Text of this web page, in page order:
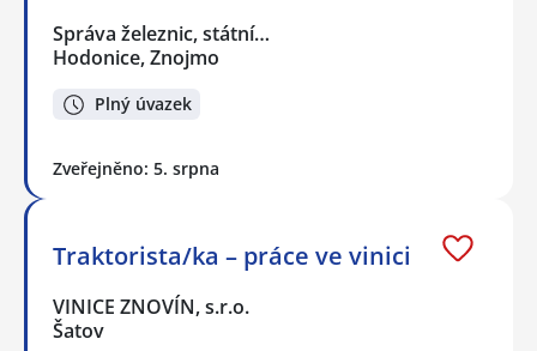
Správa železnic, státní…
Hodonice, Znojmo
Plný úvazek
Zveřejněno: 5. srpna
Traktorista/ka – práce ve vinici
VINICE ZNOVÍN, s.r.o.
Šatov